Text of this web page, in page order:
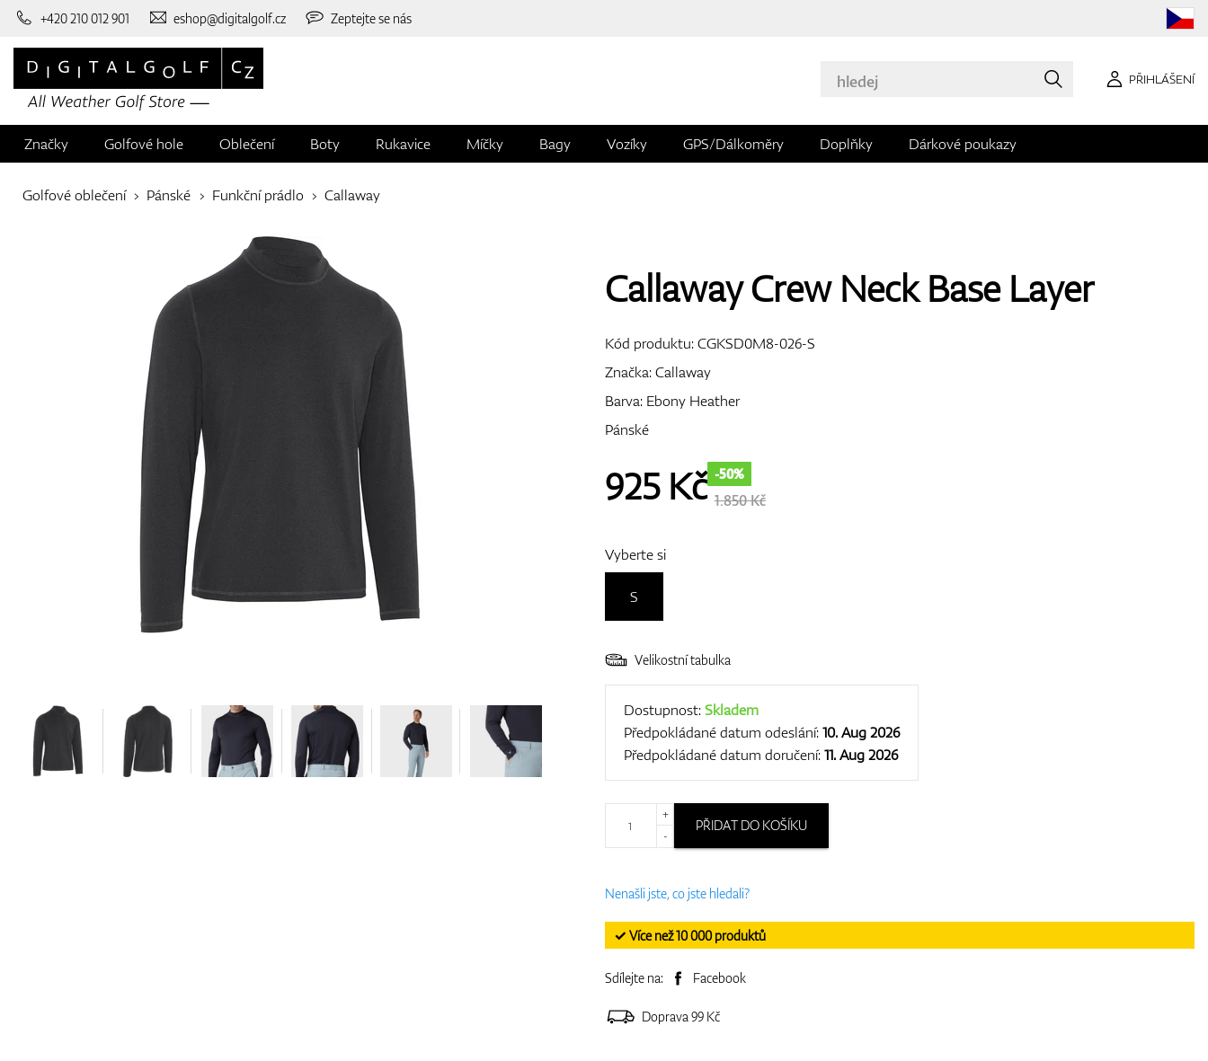
+420 210 012 901 eshop@digitalgolf.cz Zeptejte se nás
PŘIHLÁŠENÍ
Značky Golfové hole Oblečení Boty Rukavice Míčky Bagy Vozíky GPS/Dálkoměry Doplňky Dárkové poukazy
Golfové oblečení Pánské Funkční prádlo Callaway
Callaway Crew Neck Base Layer
Kód produktu:CGKSD0M8-026-S
Značka:Callaway
Barva: Ebony Heather
Pánské
925Kč -50%
1.850 Kč
Vyberte si
S
Velikostní tabulka
Dostupnost:Skladem
Předpokládané datum odeslání:10. Aug 2026
Předpokládané datum doručení:11. Aug 2026
+
-
PŘIDAT DO KOŠÍKU
Nenašli jste, co jste hledali?
✓ Více než 10 000 produktů
Sdílejte na: Facebook
Doprava 99 Kč